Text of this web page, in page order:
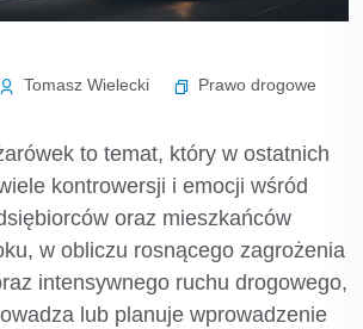
Tomasz Wielecki
Prawo drogowe
to temat, który w ostatnich
kontrowersji i emocji wśród
oraz mieszkańców
w obliczu rosnącego zagrożenia
intensywnego ruchu drogowego,
lub planuje wprowadzenie